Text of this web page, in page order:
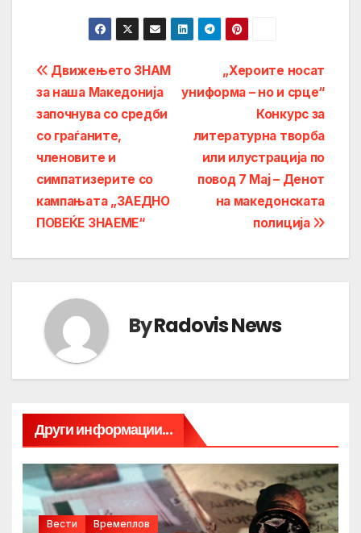
Post
navigation
„Хероите носат
униформа – но и срце“
Конкурс за
литературна творба
или илустрација по
повод 7 Мај – Денот
на македонската
полиција
Движењето ЗНАМ
за наша Македонија
започнува со средби
со граѓаните,
членовите и
симпатизерите со
кампањата „ЗАЕДНО
ПОВЕЌЕ ЗНАЕМЕ“
ByRadovis News
Други информации...
Вести Времеплов